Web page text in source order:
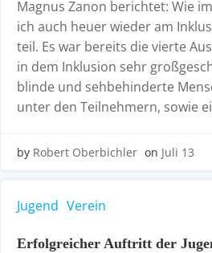
Magnus Zanon berichtet: Wie
ich auch heuer wieder am
teil. Es war bereits die vierte
in dem Inklusion sehr
blinde und sehbehinderte
unter den Teilnehmern, sowie
by Robert Oberbichler on Juli 13
Jugend Verein
Erfolgreicher Auftritt der